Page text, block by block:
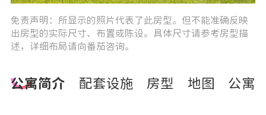
免责声明：所显示的照片代表了此房型。但不能准确反映
出房型的实际尺寸、布置或陈设。具体尺寸请参考房型描
述，详细布局请向番茄咨询。
公寓简介 配套设施 房型 地图 公寓